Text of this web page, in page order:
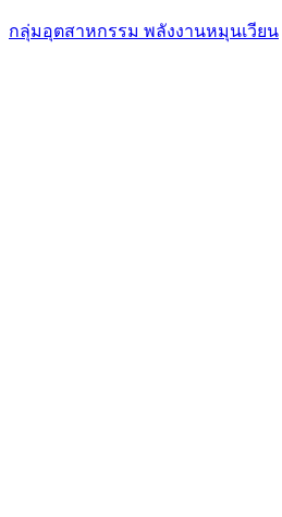
กลุ่มอุตสาหกรรม พลังงานหมุนเวียน